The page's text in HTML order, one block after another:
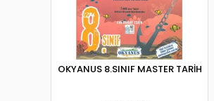
OKYANUS 8.SINIF MASTER TARİH